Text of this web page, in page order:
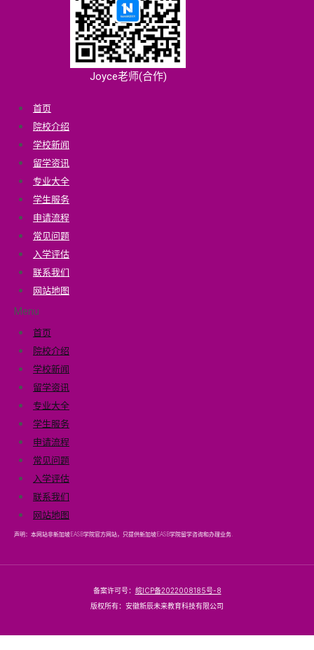
Joyce老师(合作)
首页
院校介绍
学校新闻
留学资讯
专业大全
学生服务
申请流程
常见问题
入学评估
联系我们
网站地图
Menu
首页
院校介绍
学校新闻
留学资讯
专业大全
学生服务
申请流程
常见问题
入学评估
联系我们
网站地图
声明：本网站非新加坡EASB学院官方网站，只提供新加坡EASB学院留学咨询和办理业务.
备案许可号： 皖ICP备2022008185号-8
版权所有：安徽新辰未来教育科技有限公司